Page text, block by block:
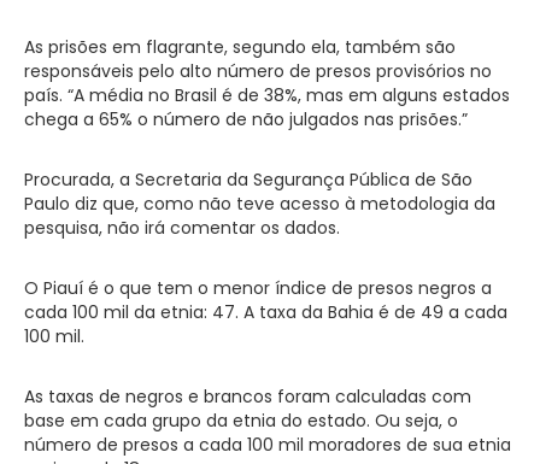
As prisões em flagrante, segundo ela, também são
responsáveis pelo alto número de presos provisórios no
país. “A média no Brasil é de 38%, mas em alguns estados
chega a 65% o número de não julgados nas prisões.”
Procurada, a Secretaria da Segurança Pública de São
Paulo diz que, como não teve acesso à metodologia da
pesquisa, não irá comentar os dados.
O Piauí é o que tem o menor índice de presos negros a
cada 100 mil da etnia: 47. A taxa da Bahia é de 49 a cada
100 mil.
As taxas de negros e brancos foram calculadas com
base em cada grupo da etnia do estado. Ou seja, o
número de presos a cada 100 mil moradores de sua etnia